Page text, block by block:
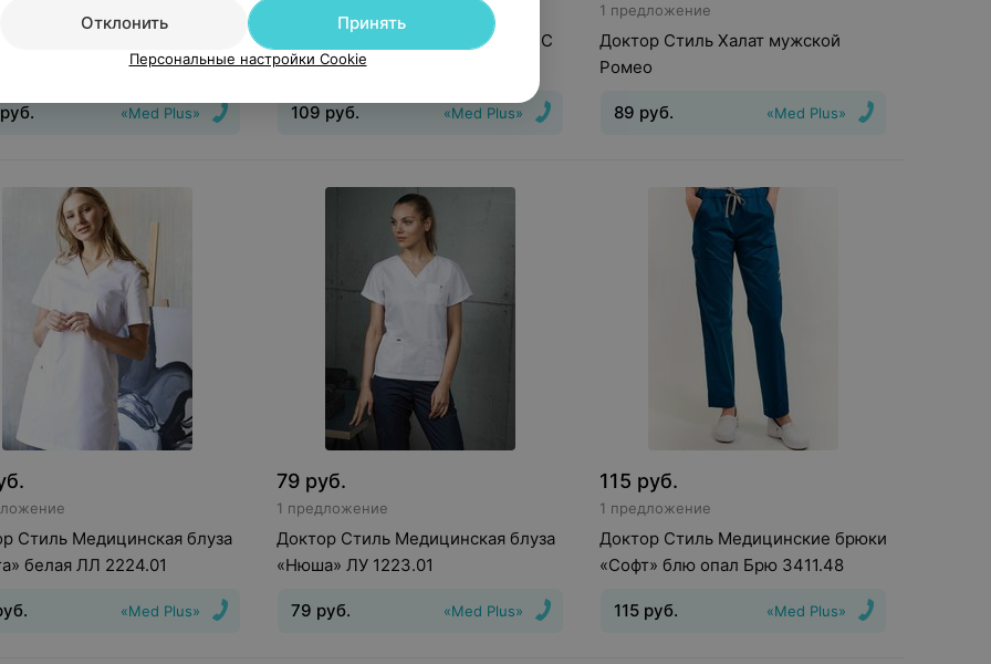
Jogger Медицинская обувь
SHEILA
«Med Plus»
руб.
Доктор Стиль Халат «Дольче» ЛС
3128.23
«Med Plus»
109 руб.
1 предложение
Доктор Стиль Халат мужской
Ромео
«Med Plus»
89 руб.
Стиль Медицинская блуза
белая ЛЛ 2224.01
«Med Plus»
79 руб.
1 предложение
Доктор Стиль Медицинская блуза
«Нюша» ЛУ 1223.01
«Med Plus»
79 руб.
115 руб.
1 предложение
Доктор Стиль Медицинские брюки
«Софт» блю опал Брю 3411.48
«Med Plus»
115 руб.
Отклонить
Принять
Персональные настройки Cookie